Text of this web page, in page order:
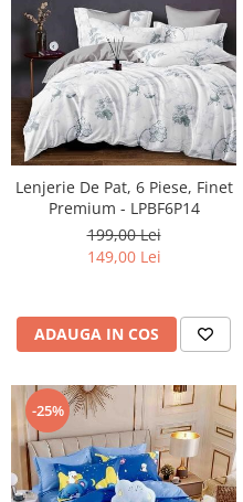
Lenjerie De Pat, 6 Piese, Finet
Premium - LPBF6P14
199,00 Lei
149,00 Lei
ADAUGA IN COS
-25%